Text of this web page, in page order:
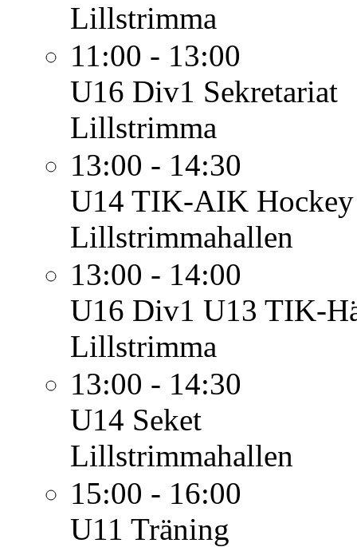
Lillstrimma
11:00 - 13:00
U16 Div1 Sekretariat
Lillstrimma
13:00 - 14:30
U14 TIK-AIK Hockey
Lillstrimmahallen
13:00 - 14:00
U16 Div1 U13 TIK-
Lillstrimma
13:00 - 14:30
U14 Seket
Lillstrimmahallen
15:00 - 16:00
U11 Träning